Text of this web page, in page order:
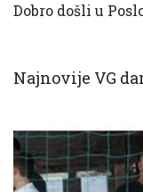
Dobro došli u
Najnovije VG